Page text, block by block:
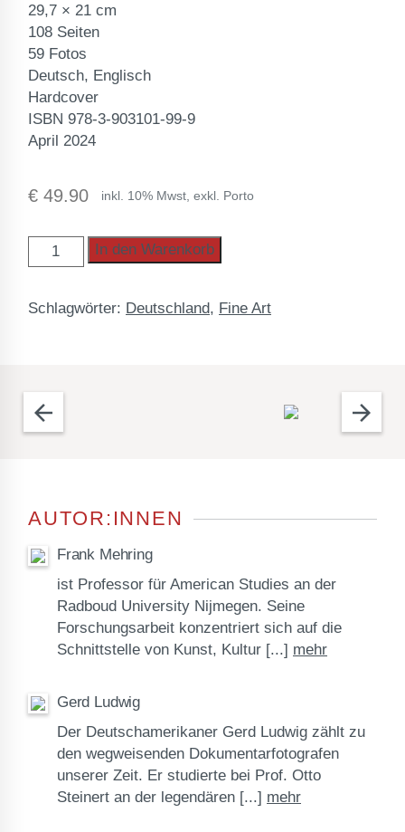
29,7 × 21 cm
108 Seiten
59 Fotos
Deutsch, Englisch
Hardcover
ISBN 978-3-903101-99-9
April 2024
€ 49.90 inkl. 10% Mwst, exkl. Porto
BEUYS
LAND
In den Warenkorb
Schlagwörter: Deutschland, Fine Art
arrow_back arrow_forward
AUTOR:INNEN
Frank Mehring
ist Professor für American Studies an der
Radboud University Nijmegen. Seine
Forschungsarbeit konzentriert sich auf die
Schnittstelle von Kunst, Kultur [...] mehr
Gerd Ludwig
Der Deutschamerikaner Gerd Ludwig zählt zu
den wegweisenden Dokumentarfotografen
unserer Zeit. Er studierte bei Prof. Otto
Steinert an der legendären [...] mehr